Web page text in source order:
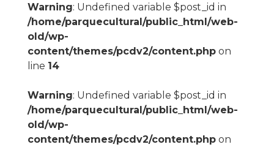
Warning: Undefined variable $post_id in
/home/parquecultural/public_html/web-
old/wp-
content/themes/pcdv2/content.phpon
line 14
Warning: Undefined variable $post_id in
/home/parquecultural/public_html/web-
old/wp-
content/themes/pcdv2/content.phpon